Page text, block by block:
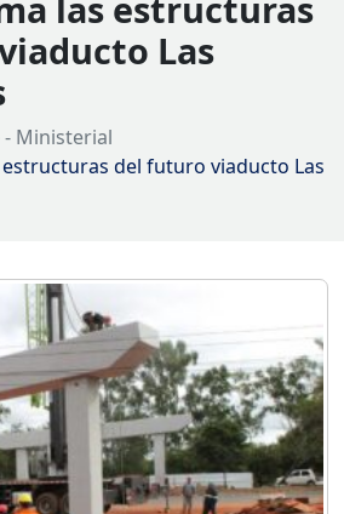
Las
- Ministerial
del futuro viaducto Las